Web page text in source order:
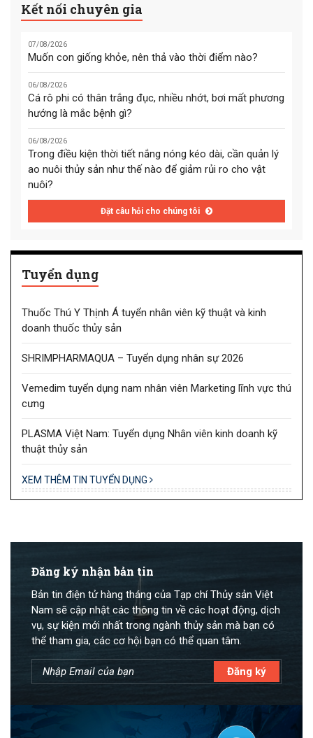
Kết nối chuyên gia
07/08/2026
Muốn con giống khỏe, nên thả vào thời điểm nào?
06/08/2026
Cá rô phi có thân trắng đục, nhiều nhớt, bơi mất phương
hướng là mắc bệnh gì?
06/08/2026
Trong điều kiện thời tiết nắng nóng kéo dài, cần quản lý
ao nuôi thủy sản như thế nào để giảm rủi ro cho vật
nuôi?
Đặt câu hỏi cho chúng tôi
Tuyển dụng
Thuốc Thú Y Thịnh Á tuyển nhân viên kỹ thuật và kinh
doanh thuốc thủy sản
SHRIMPHARMAQUA – Tuyển dụng nhân sự 2026
Vemedim tuyển dụng nam nhân viên Marketing lĩnh vực thú
cưng
PLASMA Việt Nam: Tuyển dụng Nhân viên kinh doanh kỹ
thuật thủy sản
XEM THÊM TIN TUYỂN DỤNG
Đăng ký nhận bản tin
Bản tin điện tử hàng tháng của Tạp chí Thủy sản Việt
Nam sẽ cập nhật các thông tin về các hoạt động, dịch
vụ, sự kiện mới nhất trong ngành thủy sản mà bạn có
thể tham gia, các cơ hội bạn có thể quan tâm.